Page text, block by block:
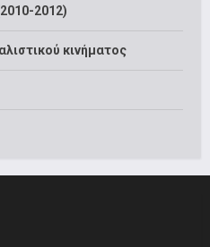
2012)
κινήματος